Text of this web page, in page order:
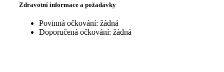
Zdravotní informace a požadavky
Povinná očkování: žádná
Doporučená očkování: žádná